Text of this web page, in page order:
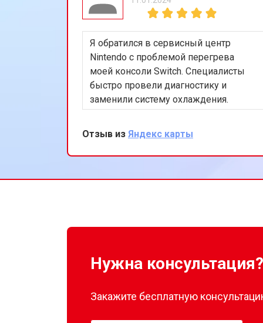
Замена материнской платы
Ремонт Blu-Ray игровой приставки
Я обратился в сервисный центр
Nintendo с проблемой перегрева
моей консоли Switch. Специалисты
быстро провели диагностику и
заменили систему охлаждения.
Теперь консоль работает идеально.
Очень доволен оперативностью и
качеством обслуживания.
Отзыв из Яндекс карты
Нужна консультация?
Закажите бесплатную